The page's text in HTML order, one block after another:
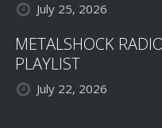
July 25, 2026
METALSHOCK
PLAYLIST
July 22, 2026